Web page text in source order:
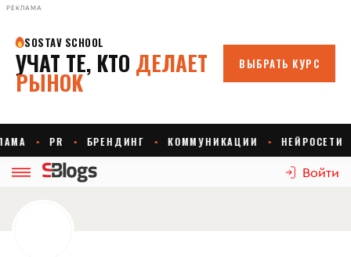
РЕКЛАМА
Войти